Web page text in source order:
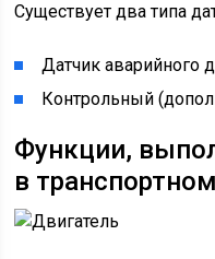
Существует два типа
Датчик аварийного
Контрольный
Функции,
в